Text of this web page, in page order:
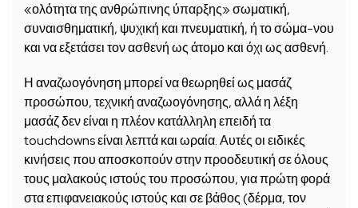
«ολότητα της ανθρώπινης ύπαρξης» σωματική,
συναισθηματική, ψυχική και πνευματική, ή το σώμα-νου
και να εξετάσει τον ασθενή ως άτομο και όχι ως ασθενή.
Η αναζωογόνηση μπορεί να θεωρηθεί ως μασάζ
προσώπου, τεχνική αναζωογόνησης, αλλά η λέξη
μασάζ δεν είναι η πλέον κατάλληλη επειδή τα
touchdowns είναι λεπτά και ωραία. Αυτές οι ειδικές
κινήσεις που αποσκοπούν στην προοδευτική σε όλους
τους μαλακούς ιστούς του προσώπου, για πρώτη φορά
στα επιφανειακούς ιστούς και σε βάθος (δέρμα, τον